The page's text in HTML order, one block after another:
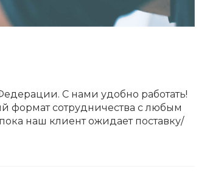
С нами удобно работать!
формат сотрудничества с любым
наш клиент ожидает поставку/